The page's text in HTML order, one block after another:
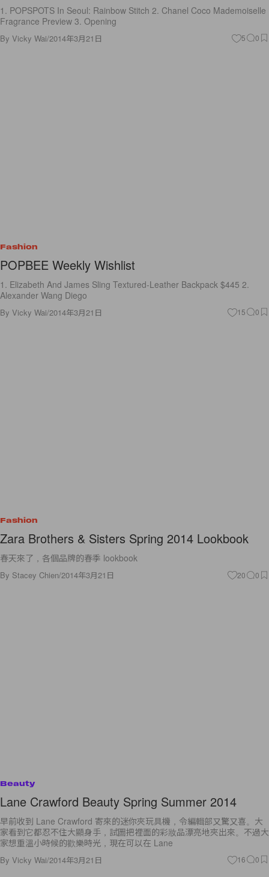
1. POPSPOTS In Seoul: Rainbow Stitch 2. Chanel Coco Mademoiselle
Fragrance Preview 3. Opening
By Vicky Wai/2014年3月21日 5 0
Fashion
POPBEE Weekly Wishlist
1. Elizabeth And James Sling Textured-Leather Backpack $445 2.
Alexander Wang Diego
By Vicky Wai/2014年3月21日 15 0
Fashion
Zara Brothers & Sisters Spring 2014 Lookbook
春天來了，各個品牌的春季 lookbook
By Stacey Chien/2014年3月21日 20 0
Beauty
Lane Crawford Beauty Spring Summer 2014
早前收到 Lane Crawford 寄來的迷你夾玩具機，令編輯部又驚又喜。大
家看到它都忍不住大顯身手，試圖把裡面的彩妝品漂亮地夾出來。不過大
家想重溫小時候的歡樂時光，現在可以在 Lane
By Vicky Wai/2014年3月21日 16 0